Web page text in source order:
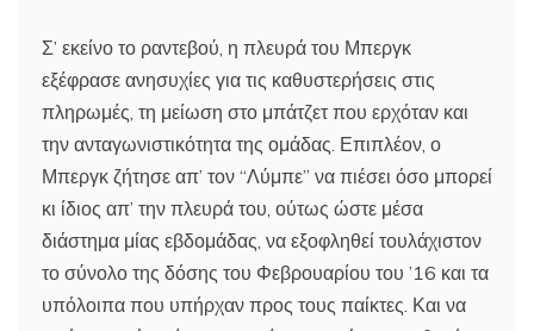
Σ’ εκείνο το ραντεβού, η πλευρά του Μπεργκ
εξέφρασε ανησυχίες για τις καθυστερήσεις στις
πληρωμές, τη μείωση στο μπάτζετ που ερχόταν και
την ανταγωνιστικότητα της ομάδας. Επιπλέον, ο
Μπεργκ ζήτησε απ’ τον “Λύμπε” να πιέσει όσο μπορεί
κι ίδιος απ’ την πλευρά του, ούτως ώστε μέσα
διάστημα μίας εβδομάδας, να εξοφληθεί τουλάχιστον
το σύνολο της δόσης του Φεβρουαρίου του ’16 και τα
υπόλοιπα που υπήρχαν προς τους παίκτες. Και να